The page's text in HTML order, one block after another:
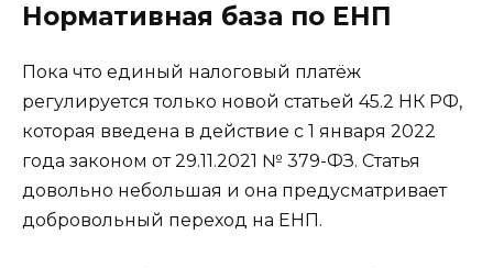
Нормативная база по ЕНП
Пока что единый налоговый платёж
регулируется только новой статьей 45.2 НК РФ,
которая введена в действие с 1 января 2022
года законом от 29.11.2021 № 379-ФЗ. Статья
довольно небольшая и она предусматривает
добровольный переход на ЕНП.